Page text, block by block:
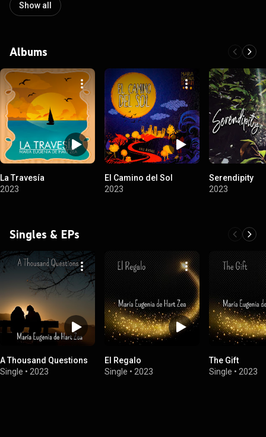
Show all
Albums
La Travesía
2023
El Camino del Sol
2023
Serendipity
2023
Singles & EPs
A Thousand Questions
Single • 2023
El Regalo
Single • 2023
The Gift
Single • 2023